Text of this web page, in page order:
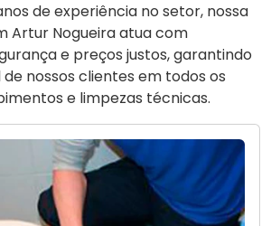
de experiência no setor, nossa
Artur Nogueira atua com
e preços justos, garantindo
nossos clientes em todos os
e limpezas técnicas.